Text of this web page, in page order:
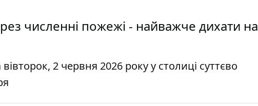
численні пожежі - найважче дихати на
2 червня 2026 року у столиці суттєво